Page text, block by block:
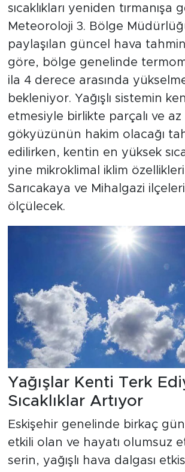
sıcaklıkları yeniden tırmanışa
Meteoroloji 3. Bölge
paylaşılan güncel hava
göre, bölge genelinde
ila 4 derece arasında
bekleniyor. Yağışlı sistemin
etmesiyle birlikte parçalı ve
gökyüzünün hakim olacağı
edilirken, kentin en yüksek
yine mikroklimal iklim
Sarıcakaya ve Mihalgazi
ölçülecek.
Yağışlar Kenti Terk
Sıcaklıklar Artıyor
Eskişehir genelinde birkaç
etkili olan ve hayatı olumsuz
serin, yağışlı hava dalgası